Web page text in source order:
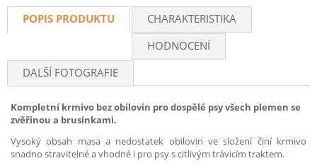
POPIS PRODUKTU
CHARAKTERISTIKA
HODNOCENÍ
DALŠÍ FOTOGRAFIE
Kompletní krmivo bez obilovin pro dospělé psy všech plemen se
zvěřinou a brusinkami.
Vysoký obsah masa a nedostatek obilovin ve složení činí krmivo
snadno stravitelné a vhodné i pro psy s citlivým trávicím traktem.